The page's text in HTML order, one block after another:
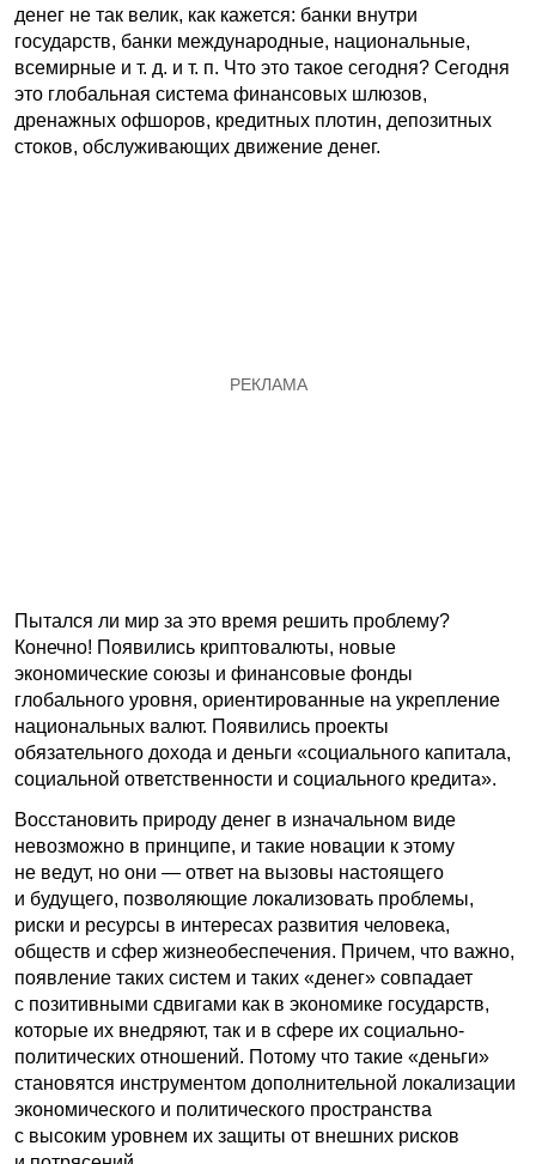
денег не так велик, как кажется: банки внутри
государств, банки международные, национальные,
всемирные и т. д. и т. п. Что это такое сегодня? Сегодня
это глобальная система финансовых шлюзов,
дренажных офшоров, кредитных плотин, депозитных
стоков, обслуживающих движение денег.
Пытался ли мир за это время решить проблему?
Конечно! Появились криптовалюты, новые
экономические союзы и финансовые фонды
глобального уровня, ориентированные на укрепление
национальных валют. Появились проекты
обязательного дохода и деньги «социального капитала,
социальной ответственности и социального кредита».
Восстановить природу денег в изначальном виде
невозможно в принципе, и такие новации к этому
не ведут, но они — ответ на вызовы настоящего
и будущего, позволяющие локализовать проблемы,
риски и ресурсы в интересах развития человека,
обществ и сфер жизнеобеспечения. Причем, что важно,
появление таких систем и таких «денег» совпадает
с позитивными сдвигами как в экономике государств,
которые их внедряют, так и в сфере их социально-
политических отношений. Потому что такие «деньги»
становятся инструментом дополнительной локализации
экономического и политического пространства
с высоким уровнем их защиты от внешних рисков